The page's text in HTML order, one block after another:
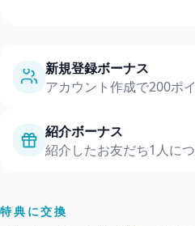
新規登録ボーナス
アカウント作成で200ポ
紹介ボーナス
紹介したお友だち1人に
特典に交換